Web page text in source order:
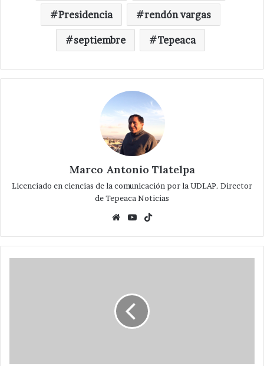
Presidencia rendón vargas
septiembre Tepeaca
Marco Antonio Tlatelpa
Licenciado en ciencias de la comunicación por la UDLAP. Director
de Tepeaca Noticias
WebsiteYouTube